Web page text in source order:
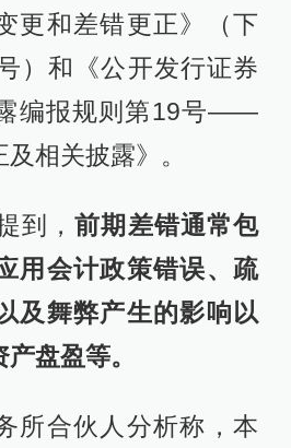
更和差错更正》（下
）和《公开发行证券
编报规则第19号——
相关披露》。
到，前期差错通常包
用会计政策错误、疏
及舞弊产生的影响以
盘盈等。
所合伙人分析称，本